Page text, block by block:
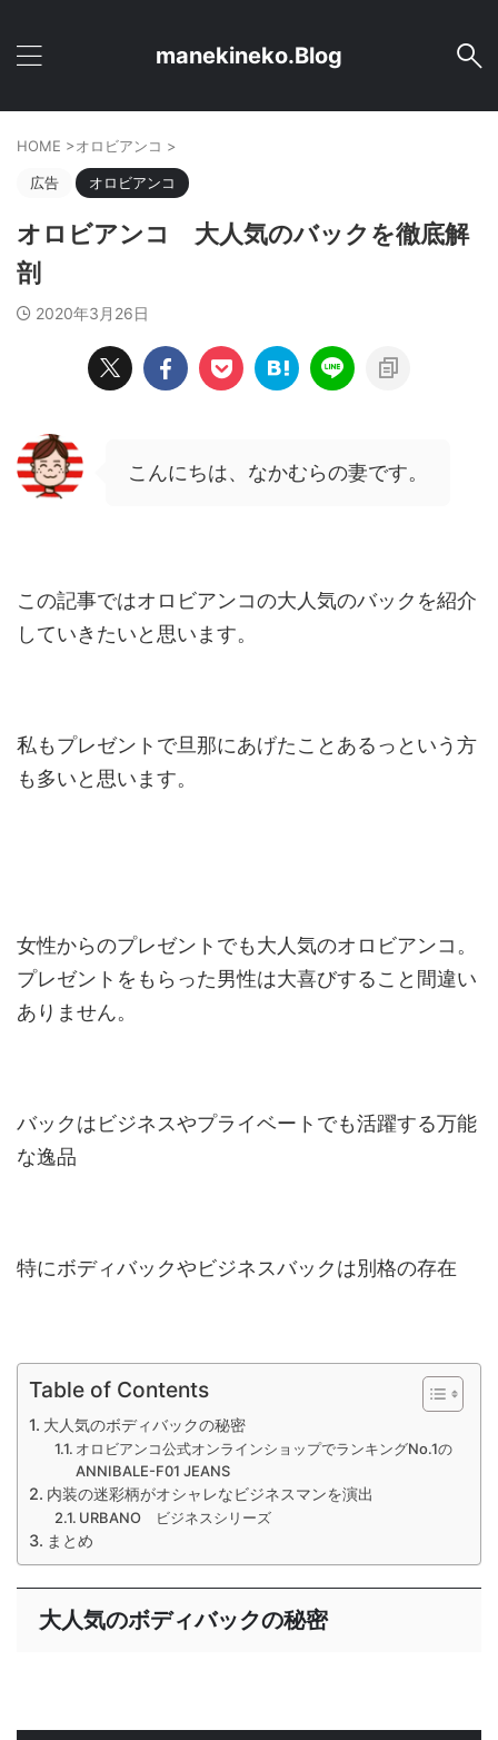
manekineko.Blog
HOME >オロビアンコ >
広告 オロビアンコ
オロビアンコ 大人気のバックを徹底解
剖
2020年3月26日
こんにちは、なかむらの妻です。
この記事ではオロビアンコの大人気のバックを紹介
していきたいと思います。
私もプレゼントで旦那にあげたことあるっという方
も多いと思います。
女性からのプレゼントでも大人気のオロビアンコ。
プレゼントをもらった男性は大喜びすること間違い
ありません。
バックはビジネスやプライベートでも活躍する万能
な逸品
特にボディバックやビジネスバックは別格の存在
Table of Contents
大人気のボディバックの秘密
オロビアンコ公式オンラインショップでランキングNo.1の
ANNIBALE-F01 JEANS
内装の迷彩柄がオシャレなビジネスマンを演出
URBANO ビジネスシリーズ
まとめ
大人気のボディバックの秘密